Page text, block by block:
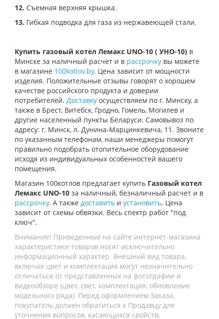
12. Съемная верхняя крышка.
13. Гибкая подводка для газа из нержавеющей стали.
Купить газовый котел Лемакс UNO-10 ( УНО-10) в
Минске за наличный расчет и в рассрочку вы можете
в магазине 100kotlov.by. Цена зависит от мощности
изделия. Положительные отзывы говорят о хорошем
качестве российского продукта и доверии
потребителей. Доставку осуществляем по г. Минску, а
также в Брест, Витебск, Гродно, Гомель, Могилев и
другие населенный пункты Беларуси. Самовывоз по
адресу: г. Минск, л. Дунина-Марцинкевича, 11. Звоните
по указанным телефонам, наши менеджеры помогут
правильно подобрать отопительное оборудование
исходя из индивидуальных особенностей вашего
помещения.
Магазин 100котлов предлагает купить Газовый котел
Лемакс UNO-10 за наличный, безналичный расчет и в
рассрочку. А также доставить и установить. Цена
зависит от схемы обвязки. Весь спектр работ "под
ключ".
Внимание! Приведенные на сайте интернет-магазина
характеристики товаров носят исключительно
информационный характер. Внешний вид товара,
включая цвет и комплектация могут незначительно
отличаться от представленных на фотографии и
видеообзоре (цвет, свет, комплектация, обновление
модельного ряда). Перед оформлением Заказа,
покупатель должен обратиться к Продавцу для
уточнения вопросов, касающихся свойств,